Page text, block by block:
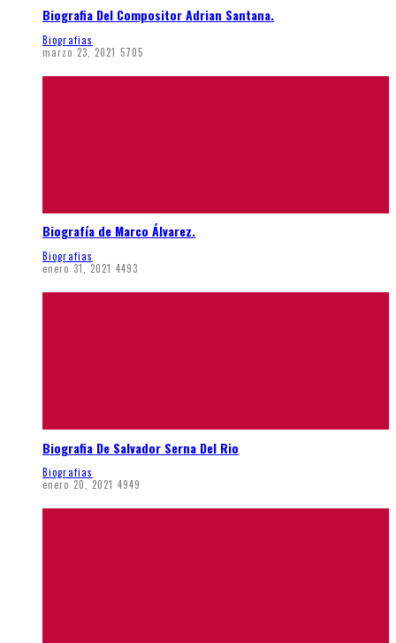
Biografia Del Compositor Adrian Santana.
Biografias
marzo 23, 2021 5705
Biografía de Marco Álvarez.
Biografias
enero 31, 2021 4493
Biografia De Salvador Serna Del Rio
Biografias
enero 20, 2021 4949